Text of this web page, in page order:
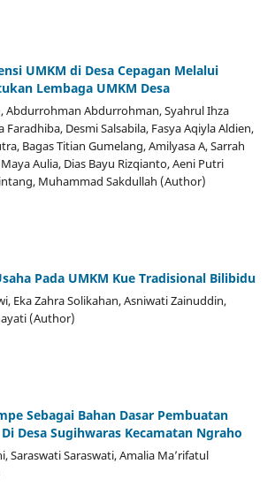
UMKM di Desa Cepagan Melalui
Lembaga UMKM Desa
Abdurrohman Abdurrohman, Syahrul Ihza
Faradhiba, Desmi Salsabila, Fasya Aqiyla Aldien,
Bagas Titian Gumelang, Amilyasa A, Sarrah
Aulia, Dias Bayu Rizqianto, Aeni Putri
Muhammad Sakdullah (Author)
Pada UMKM Kue Tradisional Bilibidu
Eka Zahra Solikahan, Asniwati Zainuddin,
(Author)
Sebagai Bahan Dasar Pembuatan
Desa Sugihwaras Kecamatan Ngraho
Saraswati Saraswati, Amalia Ma’rifatul